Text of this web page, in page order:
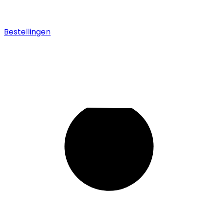
Bestellingen